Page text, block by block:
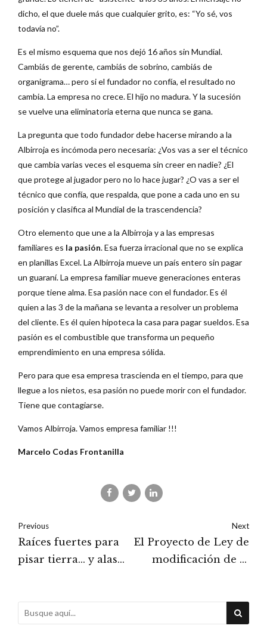
dicho, el que duele más que cualquier grito, es: “Yo sé, vos
todavía no”.
Es el mismo esquema que nos dejó 16 años sin Mundial.
Cambiás de gerente, cambiás de sobrino, cambiás de
organigrama… pero si el fundador no confía, el resultado no
cambia. La empresa no crece. El hijo no madura. Y la sucesión
se vuelve una eliminatoria eterna que nunca se gana.
La pregunta que todo fundador debe hacerse mirando a la
Albirroja es incómoda pero necesaria: ¿Vos vas a ser el técnico
que cambia varias veces el esquema sin creer en nadie? ¿El
que protege al jugador pero no lo hace jugar? ¿O vas a ser el
técnico que confía, que respalda, que pone a cada uno en su
posición y clasifica al Mundial de la trascendencia?
Otro elemento que une a la Albirroja y a las empresas
familiares es la pasión. Esa fuerza irracional que no se explica
en planillas Excel. La Albirroja mueve un país entero sin pagar
un guaraní. La empresa familiar mueve generaciones enteras
porque tiene alma. Esa pasión nace con el fundador. Es él
quien a las 3 de la mañana se levanta a resolver un problema
del cliente. Es él quien hipoteca la casa para pagar sueldos. Esa
pasión es el combustible que transforma un pequeño
emprendimiento en una empresa sólida.
Pero para que esa empresa trascienda en el tiempo, para que
llegue a los nietos, esa pasión no puede morir con el fundador.
Tiene que contagiarse.
Vamos Albirroja. Vamos empresa familiar !!!
Marcelo Codas Frontanilla
Previous
Raíces fuertes para
pisar tierra… y alas
Next
El Proyecto de Ley de
modificación de la